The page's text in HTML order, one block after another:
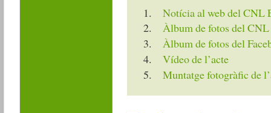
Notícia al web del CNL
Àlbum de fotos del
Àlbum de fotos del
Vídeo de l’acte
Muntatge fotogràfic de